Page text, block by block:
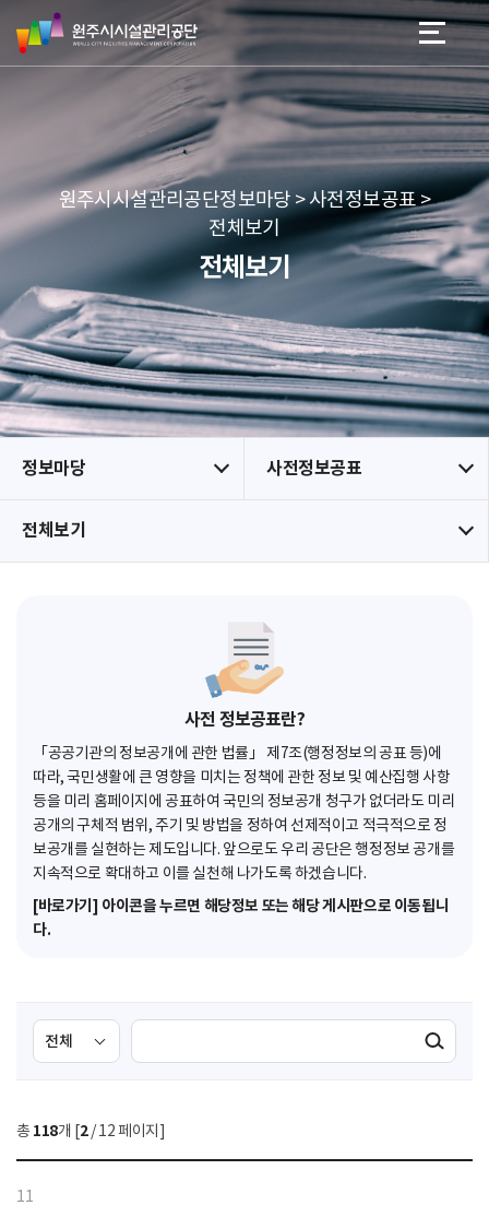
네
본문 바로가기
메뉴 바로가기
원
주
시
리
공
단
원주시시설관리공단정보마당 > 사전정보공표 >
전체보기
전체보기
정보마당 사전정보공표
전체보기
사전 정보공표란?
「공공기관의 정보공개에 관한 법률」 제7조(행정정보의 공표 등)에
따라, 국민생활에 큰 영향을 미치는 정책에 관한 정보 및 예산집행 사항
등을 미리 홈페이지에 공표하여 국민의 정보공개 청구가 없더라도 미리
공개의 구체적 범위, 주기 및 방법을 정하여 선제적이고 적극적으로 정
보공개를 실현하는 제도입니다. 앞으로도 우리 공단은 행정정보 공개를
지속적으로 확대하고 이를 실천해 나가도록 하겠습니다.
[바로가기] 아이콘을 누르면 해당정보 또는 해당 게시판으로 이동됩니
다.
검
색
선
택
색
검색실행
총 118개 [2/ 12 페이지]
11